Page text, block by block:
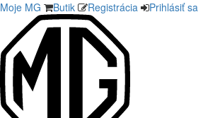
Moje MG Butik Registrácia Prihlásiť sa